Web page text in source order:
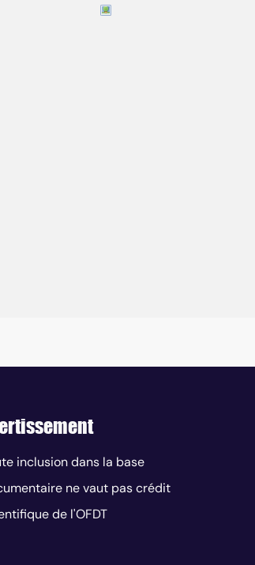
inclusion dans la base
ne vaut pas crédit
de l'OFDT